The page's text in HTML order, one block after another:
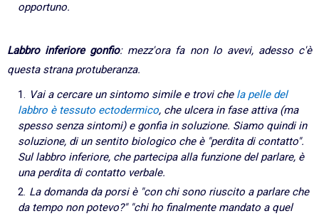
opportuno.
Labbro inferiore gonfio: mezz'ora fa non lo avevi, adesso c'è
questa strana protuberanza.
Vai a cercare un sintomo simile e trovi che la pelle del
labbro è tessuto ectodermico, che ulcera in fase attiva (ma
spesso senza sintomi) e gonfia in soluzione. Siamo quindi in
soluzione, di un sentito biologico che è "perdita di contatto".
Sul labbro inferiore, che partecipa alla funzione del parlare, è
una perdita di contatto verbale.
La domanda da porsi è "con chi sono riuscito a parlare che
da tempo non potevo?" "chi ho finalmente mandato a quel